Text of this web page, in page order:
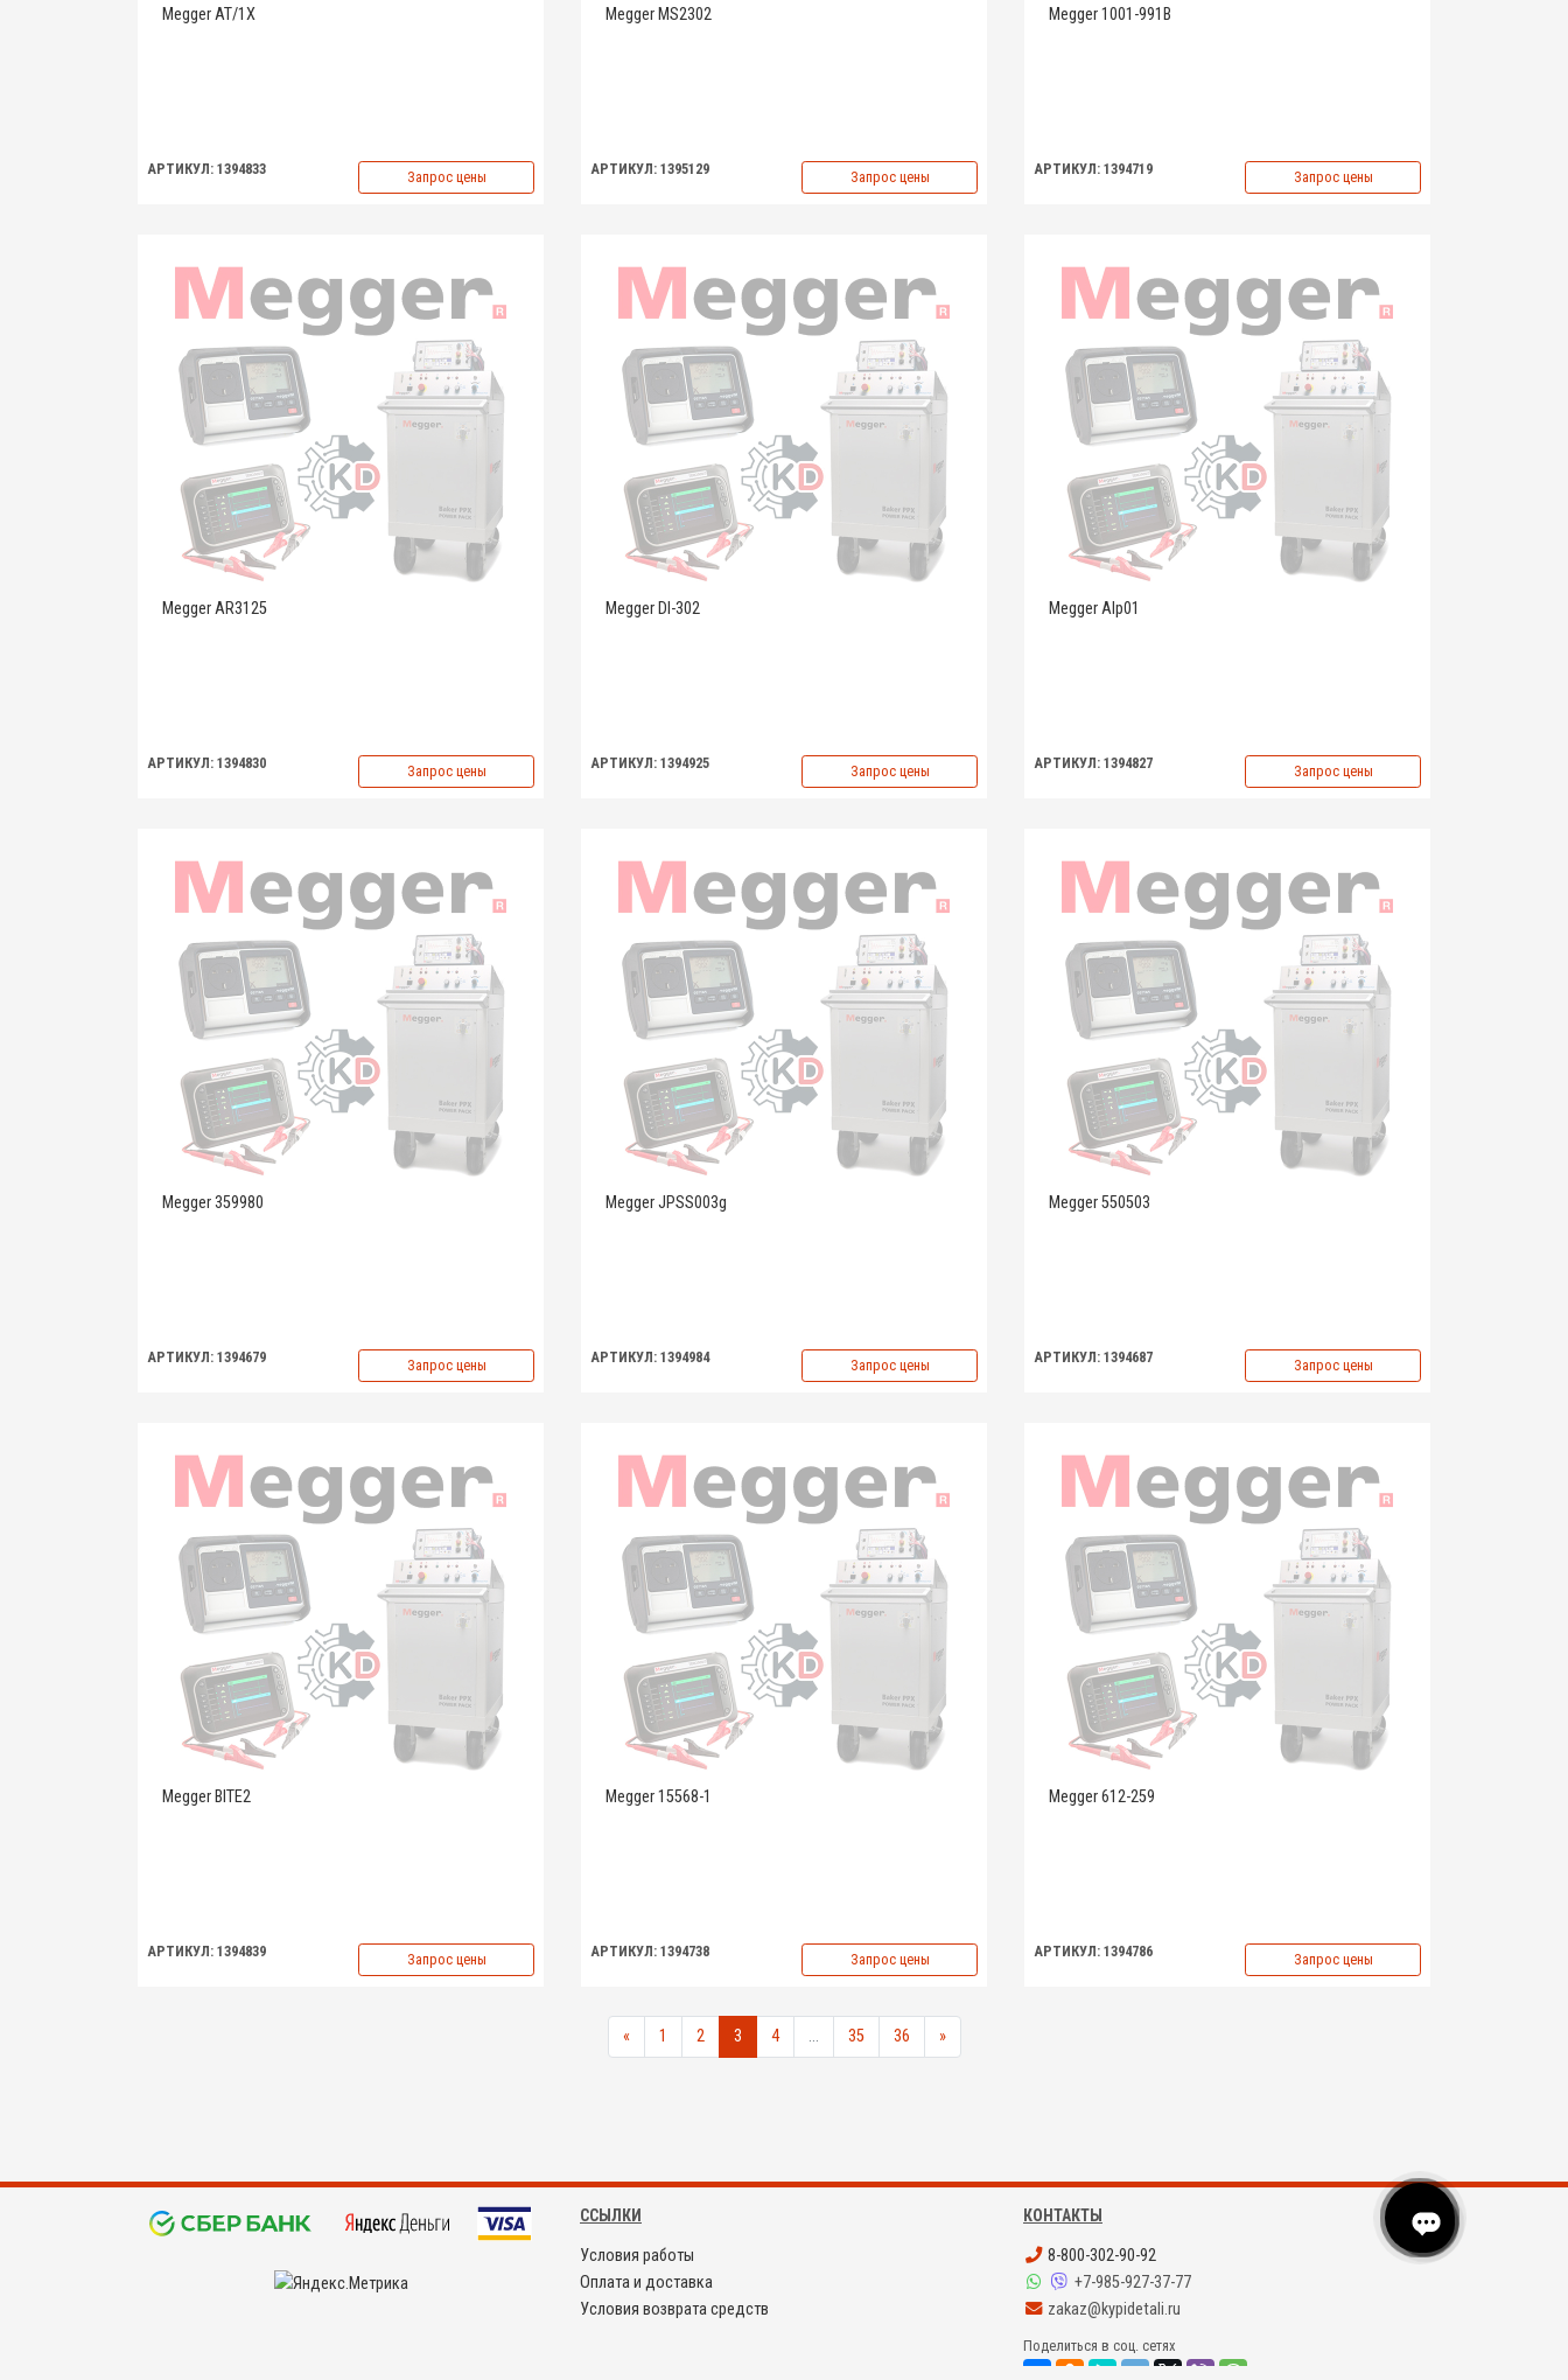
Megger AT/1X
АРТИКУЛ: 1394833 Запрос цены
Megger MS2302
АРТИКУЛ: 1395129 Запрос цены
Megger 1001-991B
АРТИКУЛ: 1394719 Запрос цены
Megger AR3125
АРТИКУЛ: 1394830 Запрос цены
Megger DI-302
АРТИКУЛ: 1394925 Запрос цены
Megger Alp01
АРТИКУЛ: 1394827 Запрос цены
Megger 359980
АРТИКУЛ: 1394679 Запрос цены
Megger JPSS003g
АРТИКУЛ: 1394984 Запрос цены
Megger 550503
АРТИКУЛ: 1394687 Запрос цены
Megger BITE2
АРТИКУЛ: 1394839 Запрос цены
Megger 15568-1
АРТИКУЛ: 1394738 Запрос цены
Megger 612-259
АРТИКУЛ: 1394786 Запрос цены
« 1 2 3 4 ... 35 36 »
ССЫЛКИ
Условия работы
Оплата и доставка
Условия возврата средств
КОНТАКТЫ
8-800-302-90-92
+7-985-927-37-77
zakaz@kypidetali.ru
Поделиться в соц. сетях